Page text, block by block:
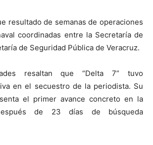
resultado de semanas de operaciones
coordinadas entre la Secretaría de
de Seguridad Pública de Veracruz.
resaltan que “Delta 7” tuvo
en el secuestro de la periodista. Su
el primer avance concreto en la
de 23 días de búsqueda